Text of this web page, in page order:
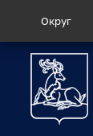
Округ